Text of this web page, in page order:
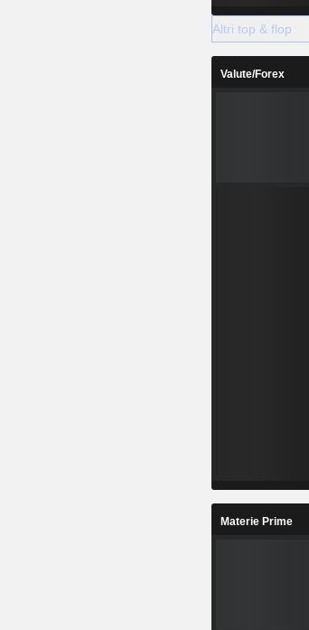
Altri top & flop
Valute/Forex
Materie Prime